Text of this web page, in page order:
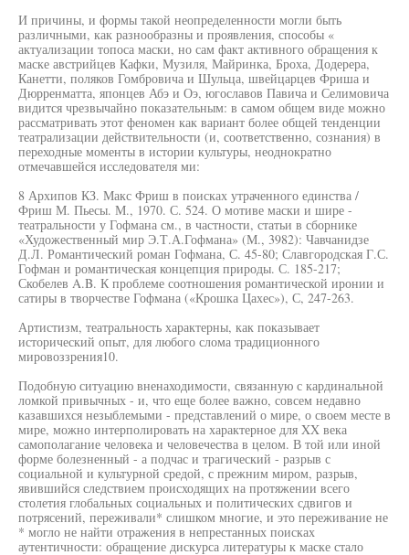
И причины, и формы такой неопределенности могли быть
различными, как разнообразны и проявления, способы «
актуализации топоса маски, но сам факт активного обращения к
маске австрийцев Кафки, Музиля, Майринка, Броха, Додерера,
Канетти, поляков Гомбровича и Шульца, швейцарцев Фриша и
Дюрренматта, японцев Абэ и Оэ, югославов Павича и Селимовича
видится чрезвычайно показательным: в самом общем виде можно
рассматривать этот феномен как вариант более общей тенденции
театрализации действительности (и, соответственно, сознания) в
переходные моменты в истории культуры, неоднократно
отмечавшейся исследователя ми:
8 Архипов КЗ. Макс Фриш в поисках утраченного единства /
Фриш М. Пьесы. М., 1970. С. 524. О мотиве маски и шире -
театральности у Гофмана см., в частности, статьи в сборнике
«Художественный мир Э.Т.А.Гофмана» (М., 3982): Чавчанидзе
Д.Л. Романтический роман Гофмана, С. 45-80; Славгородская Г.С.
Гофман и романтическая концепция природы. С. 185-217;
Скобелев A.B. К проблеме соотношения романтической иронии и
сатиры в творчестве Гофмана («Крошка Цахес»), С, 247-263.
Артистизм, театральность характерны, как показывает
исторический опыт, для любого слома традиционного
мировоззрения10.
Подобную ситуацию вненаходимости, связанную с кардинальной
ломкой привычных - и, что еще более важно, совсем недавно
казавшихся незыблемыми - представлений о мире, о своем месте в
мире, можно интерполировать на характерное для XX века
самополагание человека и человечества в целом. В той или иной
форме болезненный - а подчас и трагический - разрыв с
социальной и культурной средой, с прежним миром, разрыв,
явившийся следствием происходящих на протяжении всего
столетия глобальных социальных и политических сдвигов и
потрясений, переживали* слишком многие, и это переживание не
* могло не найти отражения в непрестанных поисках
аутентичности: обращение дискурса литературы к маске стало